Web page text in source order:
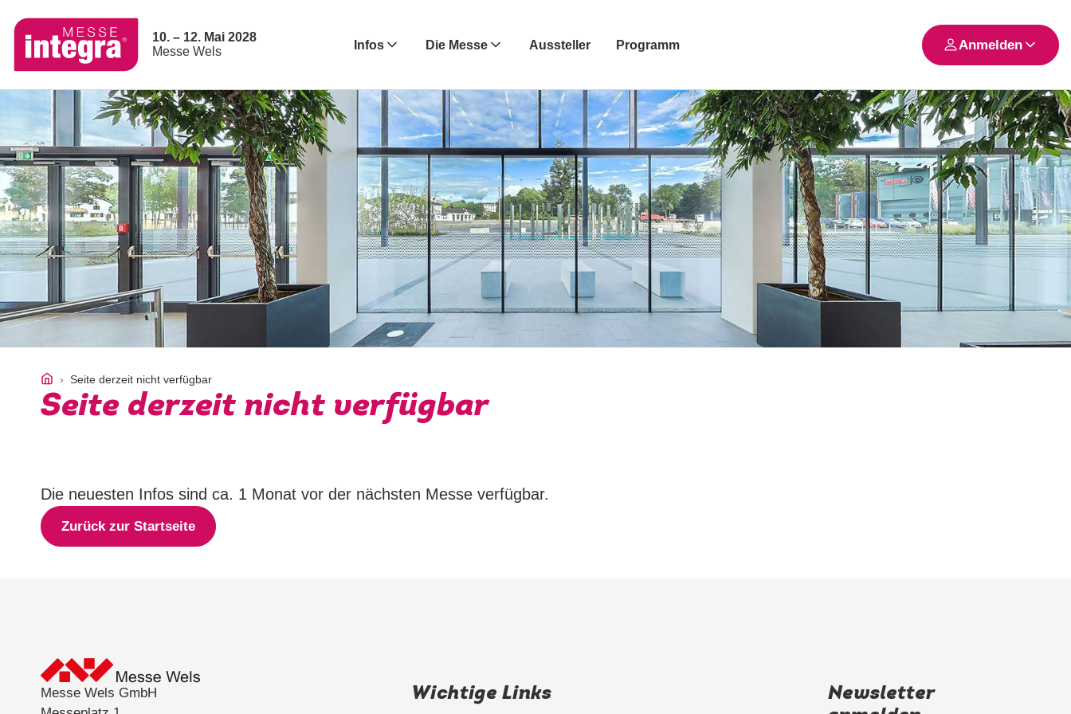
10. – 12. Mai 2028
Messe Wels
Infos Die Messe Aussteller Programm Anmelden
Seite derzeit nicht verfügbar
Seite derzeit nicht verfügbar
Die neuesten Infos sind ca. 1 Monat vor der nächsten Messe verfügbar.
Zurück zur Startseite
Messe Wels GmbH
Wichtige Links
Newsletter